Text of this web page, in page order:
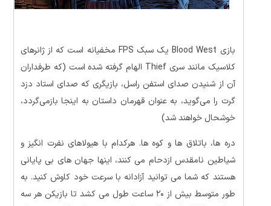
بازی Blood West یک سبک FPS مخفیانه است که از ژانرهای
کلاسیک مانند سری Thief الهام گرفته شده است (که طرفداران
آن از شنیدن صدای استفن راسل، بازیگری که صدای استاد دزد
گرت را می‌گوید، به عنوان قهرمان داستان به اینجا بازمی‌گردد،
خوشحال خواهند شد)
دره ها، باتلاق ها و کوه ها. هرکدام با هیولاهای نفرت انگیز و
شیاطین نامقدس ازدحام می کنند، اینها جهان های بی پایانی
هستند که شما می توانید آزادانه با سرعت خود کاوش کنید. به
طور متوسط بیش از ۲۰ ساعت طول می کشد تا بازیکن هر سه